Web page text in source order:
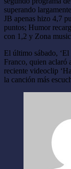
superando
JB apenas hizo 4,7
puntos; Humor
con 1,2 y Zona
El último sábado,
Franco, quien aclaró
reciente videoclip
la canción más